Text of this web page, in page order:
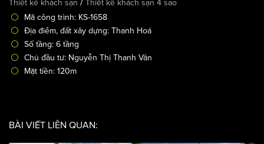
Thiết kế khách sạn cổ điển 6 tầng tại khu du lịch Hải Tiến
Thiết kế khách sạn/
Mã công trình: KS-1658
Địa điểm, đất xây dựng: Thanh Hoá